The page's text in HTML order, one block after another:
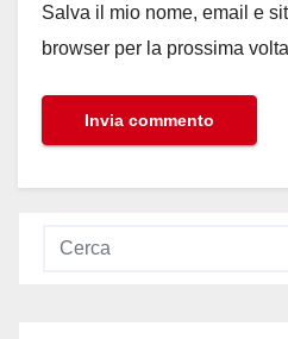
Salva il mio nome, email e
browser per la prossima